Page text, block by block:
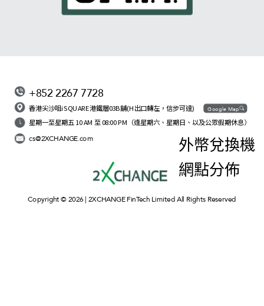
+852 2267 7728
香港尖沙咀iSQUARE港鐵層03B舖(H出口轉左，信步可達)
星期一至星期五 10 AM 至 08:00 PM（逢星期六、星期日、以及公眾假期休息）
cs@2XCHANGE.com 外幣兌換機
網點分佈
Google Map
Copyright © 2026 | 2XCHANGE FinTech Limited All Rights Reserved